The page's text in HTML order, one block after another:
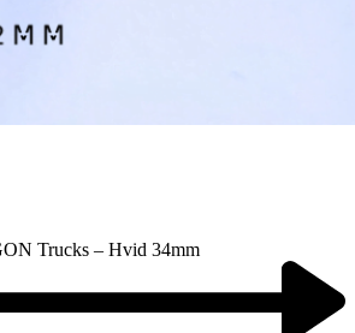
Trucks – Hvid 34mm